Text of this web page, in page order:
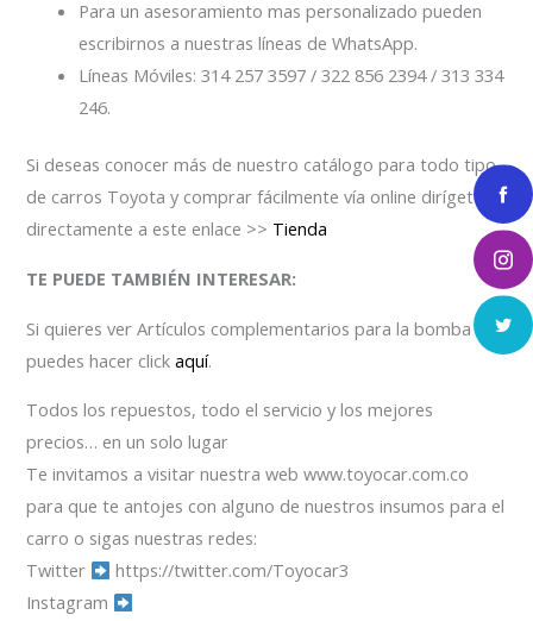
Para un asesoramiento mas personalizado pueden
escribirnos a nuestras líneas de WhatsApp.
Líneas Móviles: 314 257 3597 / 322 856 2394 / 313 334
246.
Si deseas conocer más de nuestro catálogo para todo tipo
de carros Toyota y comprar fácilmente vía online dirígete
directamente a este enlace >> Tienda
TE PUEDE TAMBIÉN INTERESAR:
Si quieres ver Artículos complementarios para la bomba
puedes hacer clickaquí.
Todos los repuestos, todo el servicio y los mejores
precios… en un solo lugar
Te invitamos a visitar nuestra web www.toyocar.com.co
para que te antojes con alguno de nuestros insumos para el
carro o sigas nuestras redes:
Twitter
https://twitter.com/Toyocar3
Instagram